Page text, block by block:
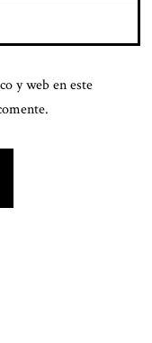
y web en este